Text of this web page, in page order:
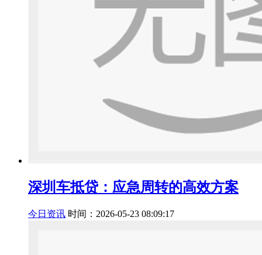
深圳车抵贷：应急周转的高效方案
今日资讯 时间：2026-05-23 08:09:17